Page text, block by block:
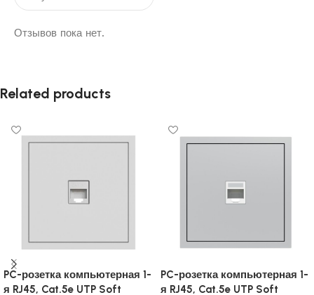
Отзывов пока нет.
Related products
PC-розетка компьютерная 1-
я RJ45, Cat.5e UTP Soft
PC-розетка компьютерная 1-
я RJ45, Cat.5e UTP Soft